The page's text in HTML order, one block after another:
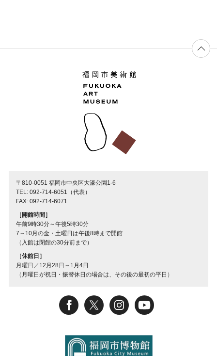
〒810-0051 福岡市中央区大濠公園1-6
TEL: 092-714-6051（代表）
FAX: 092-714-6071
［開館時間］
午前9時30分～午後5時30分
7～10月の金・土曜日は午後8時まで開館
（入館は閉館の30分前まで）
［休館日］
月曜日／12月28日～1月4日
（月曜日が祝日・振替休日の場合は、その後の最初の平日）